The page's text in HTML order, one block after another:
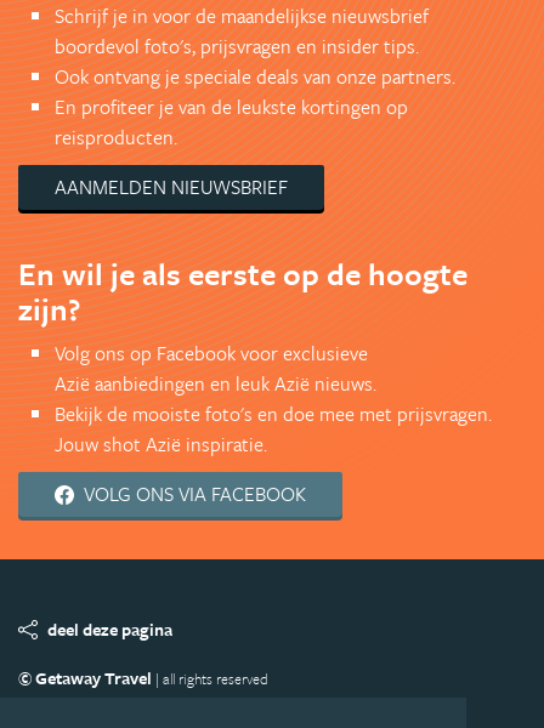
Schrijf je in voor de maandelijkse nieuwsbrief
boordevol foto's, prijsvragen en insider tips.
Ook ontvang je speciale deals van onze partners.
En profiteer je van de leukste kortingen op
reisproducten.
AANMELDEN NIEUWSBRIEF
En wil je als eerste op de hoogte
zijn?
Volg ons op Facebook voor exclusieve
Azië aanbiedingen en leuk Azië nieuws.
Bekijk de mooiste foto's en doe mee met prijsvragen.
Jouw shot Azië inspiratie.
VOLG ONS VIA FACEBOOK
deel deze pagina
© Getaway Travel | all rights reserved